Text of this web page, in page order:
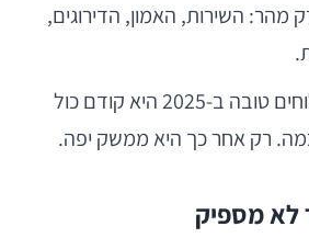
מהר: השירות, האמון, הדירוגים,
לכן אפליקציית משלוחים טובה ב-2025 היא קודם כול
רק אחר כך היא ממשק יפה.
לא מספיק